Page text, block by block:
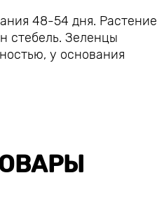
48-54 дня. Растение
стебель. Зеленцы
у основания